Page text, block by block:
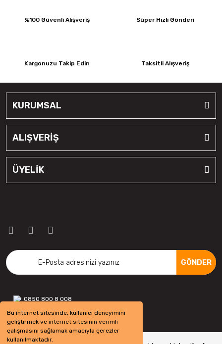
Bu internet sitesinde, kullanıcı deneyimini
geliştirmek ve internet sitesinin verimli
çalışmasını sağlamak amacıyla çerezler
kullanılmaktadır.
%100 Güvenli Alışveriş Süper Hızlı Gönderi
Kargonuzu Takip Edin Taksitli Alışveriş
KURUMSAL
ALIŞVERİŞ
ÜYELİK
GÖNDER
0850 800 8 008